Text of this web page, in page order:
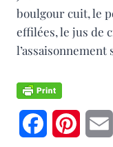
boulgour cuit, le
effilées, le jus de
l’assaisonnement